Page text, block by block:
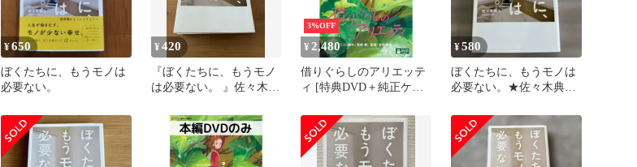
¥650
ぼくたちに、もうモノは
必要ない。
¥420
『ぼくたちに、もうモノ
は必要ない。 』佐々木典
3%OFF
¥ 2,480
借りぐらしのアリエッテ
ィ [特典DVD＋純正ケー
¥580
ぼくたちに、もうモノは
必要ない。★佐々木典士